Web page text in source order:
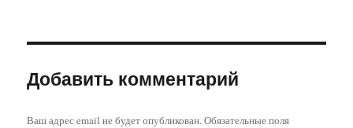
Добавить комментарий
Ваш адрес email не будет опубликован. Обязательные поля